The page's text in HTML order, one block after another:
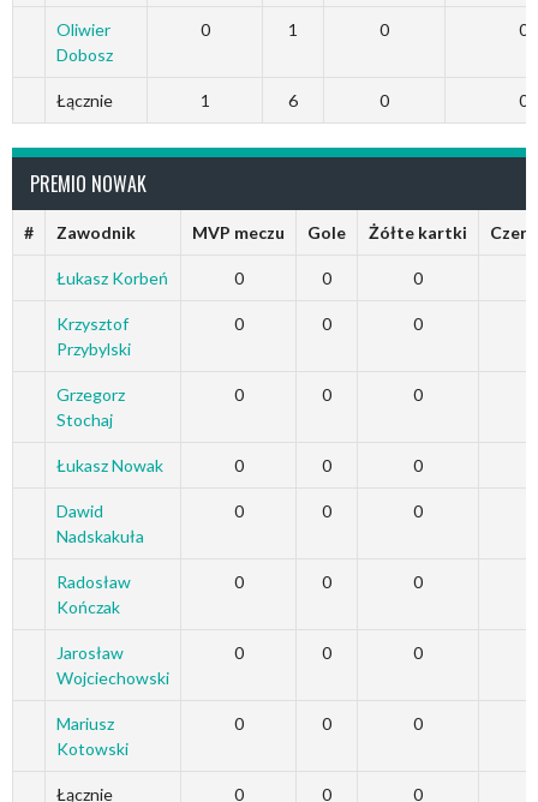
Oliwier
Dobosz
0 1 0 0
Łącznie 1 6 0 0
PREMIO NOWAK
# Zawodnik MVP meczu Gole Żółte kartki
Łukasz Korbeń 0 0 0
Krzysztof
Przybylski
0 0 0
Grzegorz
Stochaj
0 0 0
Łukasz Nowak 0 0 0
Dawid
Nadskakuła
0 0 0
Radosław
Kończak
0 0 0
Jarosław
Wojciechowski
0 0 0
Mariusz
Kotowski
0 0 0
Łącznie 0 0 0